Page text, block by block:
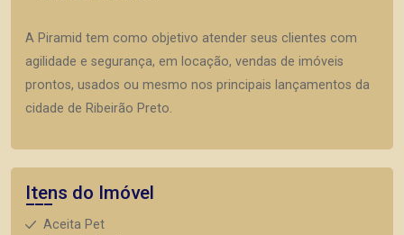
A Piramid tem como objetivo atender seus clientes com
agilidade e segurança, em locação, vendas de imóveis
prontos, usados ou mesmo nos principais lançamentos da
cidade de Ribeirão Preto.
Itens do Imóvel
Aceita Pet